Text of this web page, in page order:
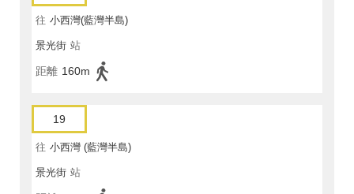
往 小西灣(藍灣半島)
景光街 站
距離 160m
19
往 小西灣 (藍灣半島)
景光街 站